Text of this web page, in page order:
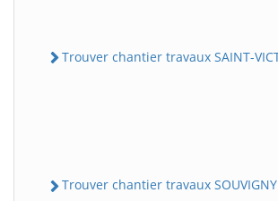
Trouver chantier travaux SAINT-
Trouver chantier travaux SOUVIGNY